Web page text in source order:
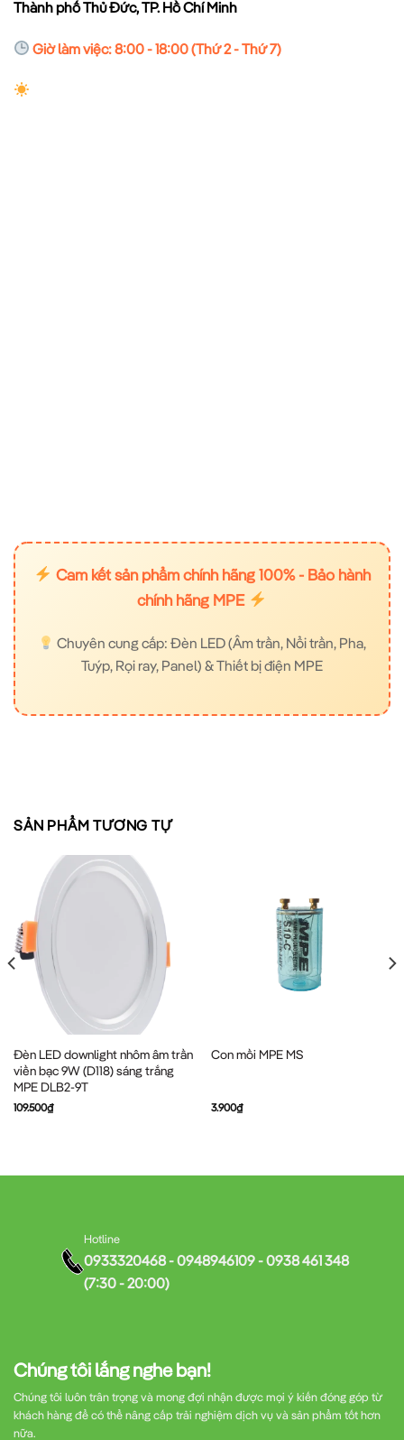
Thành phố Thủ Đức, TP. Hồ Chí Minh
Giờ làm việc: 8:00 - 18:00 (Thứ 2 - Thứ 7)
Cam kết sản phẩm chính hãng 100% - Bảo hành
chính hãng MPE
Chuyên cung cấp: Đèn LED (Âm trần, Nổi trần, Pha,
Tuýp, Rọi ray, Panel) & Thiết bị điện MPE
SẢN PHẨM TƯƠNG TỰ
Đèn LED downlight nhôm âm trần
viền bạc 9W (D118) sáng trắng
MPE DLB2-9T
109.500₫
Con mồi MPE MS
3.900₫
Chúng tôi lắng nghe bạn!
Chúng tôi luôn trân trọng và mong đợi nhận được mọi ý kiến đóng góp từ
khách hàng để có thể nâng cấp trải nghiệm dịch vụ và sản phẩm tốt hơn
nữa.
Hotline
0933320468 - 0948946109 - 0938 461 348
(7:30 - 20:00)